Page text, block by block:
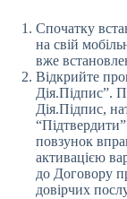
Спочатку
на свій
вже
Відкрийте
Дія.Підпис”.
Дія.Підпис,
повзунок
активацією
до Договору
довірчих